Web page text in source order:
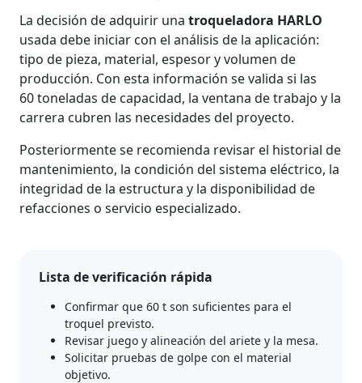
La decisión de adquirir una troqueladora HARLO
usada debe iniciar con el análisis de la aplicación:
tipo de pieza, material, espesor y volumen de
producción. Con esta información se valida si las
60 toneladas de capacidad, la ventana de trabajo y la
carrera cubren las necesidades del proyecto.
Posteriormente se recomienda revisar el historial de
mantenimiento, la condición del sistema eléctrico, la
integridad de la estructura y la disponibilidad de
refacciones o servicio especializado.
Lista de verificación rápida
Confirmar que 60 t son suficientes para el
troquel previsto.
Revisar juego y alineación del ariete y la mesa.
Solicitar pruebas de golpe con el material
objetivo.